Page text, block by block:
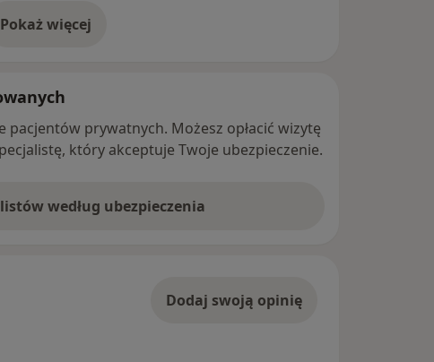
Pokaż więcej
o adresie
pacjentów prywatnych. Możesz opłacić wizytę
który akceptuje Twoje ubezpieczenie.
według ubezpieczenia
Dodaj swoją opinię